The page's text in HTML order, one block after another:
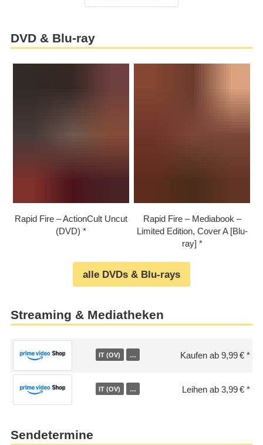
DVD & Blu-ray
Rapid Fire – ActionCult Uncut
(DVD)
Rapid Fire – Mediabook –
Limited Edition, Cover A [Blu-
ray]
alle DVDs & Blu-rays
Streaming & Mediatheken
IT (OV) … Kaufen ab 9,99 €
IT (OV) … Leihen ab 3,99 €
Sendetermine